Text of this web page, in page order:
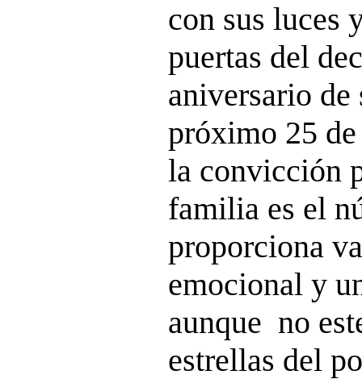
con sus luces
puertas del
aniversario
próximo 25
la convicción
familia es el
proporciona
emocional y
aunque no
estrellas del